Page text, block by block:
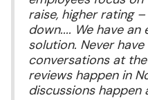
raise, higher rating
down.... We have
solution. Never
conversations at
reviews happen in
discussions happen